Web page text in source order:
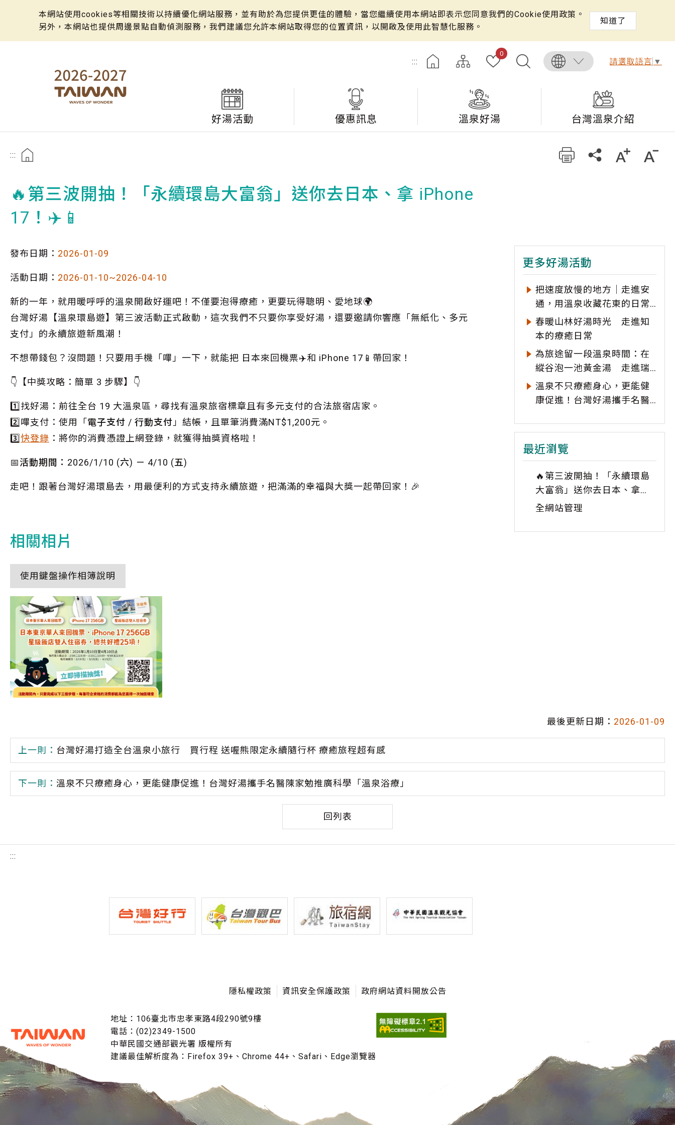
本網站使用cookies等相關技術以持續優化網站服務，並有助於為您提供更佳的體驗，當您繼續使用本網站即表示您同意我們的Cookie使用政策。
另外，本網站也提供周邊景點自動偵測服務，我們建議您允許本網站取得您的位置資訊，以開啟及使用此智慧化服務。
知道了
:::
0
請選取語言 ▼
好湯活動 優惠訊息 溫泉好湯 台灣溫泉介紹
:::
🔥第三波開抽！「永續環島大富翁」送你去日本、拿 iPhone
17！✈️📱
發布日期： 2026-01-09
活動日期： 2026-01-10~2026-04-10
新的一年，就用暖呼呼的溫泉開啟好運吧！不僅要泡得療癒，更要玩得聰明、愛地球🌍
台灣好湯【溫泉環島遊】第三波活動正式啟動，這次我們不只要你享受好湯，還要邀請你響應「無紙化、多元
支付」的永續旅遊新風潮！
不想帶錢包？沒問題！只要用手機「嗶」一下，就能把 日本來回機票✈️和 iPhone 17📱帶回家！
👇【中獎攻略：簡單 3 步驟】👇
1️⃣找好湯：前往全台 19 大溫泉區，尋找有溫泉旅宿標章且有多元支付的合法旅宿店家。
2️⃣嗶支付：使用「 電子支付 / 行動支付 」結帳，且單筆消費滿NT$1,200元。
3️⃣快登錄 ：將你的消費憑證上網登錄，就獲得抽獎資格啦！
📅活動期間：2026/1/10 (六) － 4/10 (五)
走吧！跟著台灣好湯環島去，用最便利的方式支持永續旅遊，把滿滿的幸福與大獎一起帶回家！🎉
相關相片
使用鍵盤操作相簿說明
更多好湯活動
把速度放慢的地方｜走進安
通，用溫泉收藏花東的日常
風景
春暖山林好湯時光 走進知
本的療癒日常
為旅途留一段溫泉時間：在
縱谷泡一池黃金湯 走進瑞
穗的慢活日常
溫泉不只療癒身心，更能健
康促進！台灣好湯攜手名醫
最近瀏覽
🔥第三波開抽！「永續環島
大富翁」送你去日本、拿
iPhone 17！✈️📱
全網站管理
最後更新日期： 2026-01-09
上一則： 台灣好湯打造全台溫泉小旅行 買行程 送喔熊限定永續隨行杯 療癒旅程超有感
下一則： 溫泉不只療癒身心，更能健康促進！台灣好湯攜手名醫陳家勉推廣科學「溫泉浴療」
回列表
:::
隱私權政策 資訊安全保護政策 政府網站資料開放公告
地址：106臺北市忠孝東路4段290號9樓
電話：(02)2349-1500
中華民國交通部觀光署 版權所有
建議最佳解析度為：Firefox 39+、Chrome 44+、Safari、Edge瀏覽器